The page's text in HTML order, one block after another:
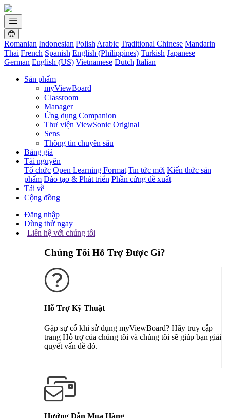
Romanian Indonesian Polish Arabic Traditional Chinese Mandarin
Thai French Spanish English (Philippines) Turkish Japanese
German English (US) Vietnamese Dutch Italian
Sản phẩm
myViewBoard
Classroom
Manager
Ứng dụng Companion
Thư viện ViewSonic Original
Sens
Thông tin chuyên sâu
Bảng giá
Tài nguyên
Tổ chức Open Learning Format Tin tức mới Kiến thức sản
phẩm Đào tạo & Phát triển Phần cứng đề xuất
Tải về
Cộng đồng
Đăng nhập
Dùng thử ngay
Liên hệ với chúng tôi
Chúng Tôi Hỗ Trợ Được Gì?
Hỗ Trợ Kỹ Thuật
Gặp sự cố khi sử dụng myViewBoard? Hãy truy cập
trang Hỗ trợ của chúng tôi và chúng tôi sẽ giúp bạn giải
quyết vấn đề đó.